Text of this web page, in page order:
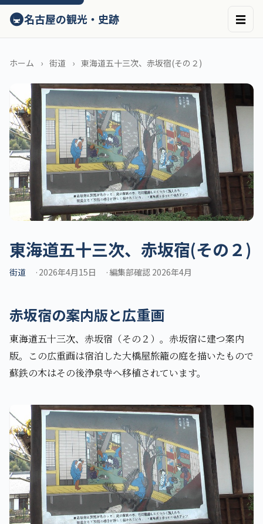
ン
テ
へ
キ
ッ
プ
🚇名古屋の観光・史跡 ☰
ホーム 街道 東海道五十三次、赤坂宿(その２)
東海道五十三次、赤坂宿(その２)
街道 2026年4月15日 編集部確認 2026年4月
赤坂宿の案内版と広重画
東海道五十三次、赤坂宿（その２）。赤坂宿に建つ案内
版。この広重画は宿泊した大橋屋旅籠の庭を描いたもので
蘇鉄の木はその後浄泉寺へ移植されています。